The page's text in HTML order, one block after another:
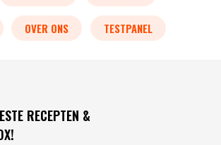
OVER ONS TESTPANEL
RECEPTEN &